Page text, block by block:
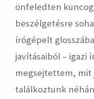
önfeledten
beszélgetésre
írógépelt
javításaiból – igazi
megsejtettem, mit
találkoztunk